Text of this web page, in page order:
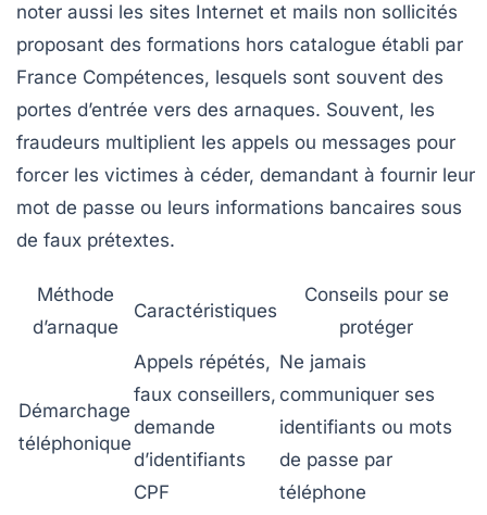
noter aussi les sites Internet et mails non sollicités
proposant des formations hors catalogue établi par
France Compétences, lesquels sont souvent des
portes d’entrée vers des arnaques. Souvent, les
fraudeurs multiplient les appels ou messages pour
forcer les victimes à céder, demandant à fournir leur
mot de passe ou leurs informations bancaires sous
de faux prétextes.
Méthode
d’arnaque
Caractéristiques
Conseils pour se
protéger
Démarchage
téléphonique
Appels répétés,
faux conseillers,
demande
d’identifiants
CPF
Ne jamais
communiquer ses
identifiants ou mots
de passe par
téléphone